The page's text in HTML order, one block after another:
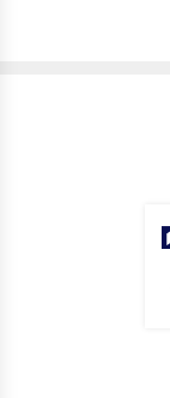
Solární
243